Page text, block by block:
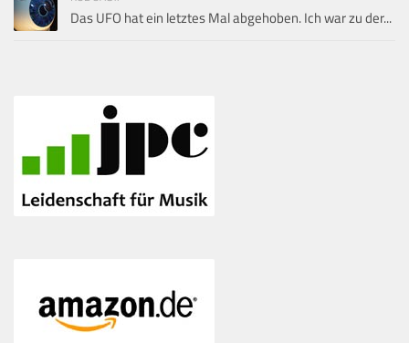
Das UFO hat ein letztes Mal abgehoben. Ich war zu der...